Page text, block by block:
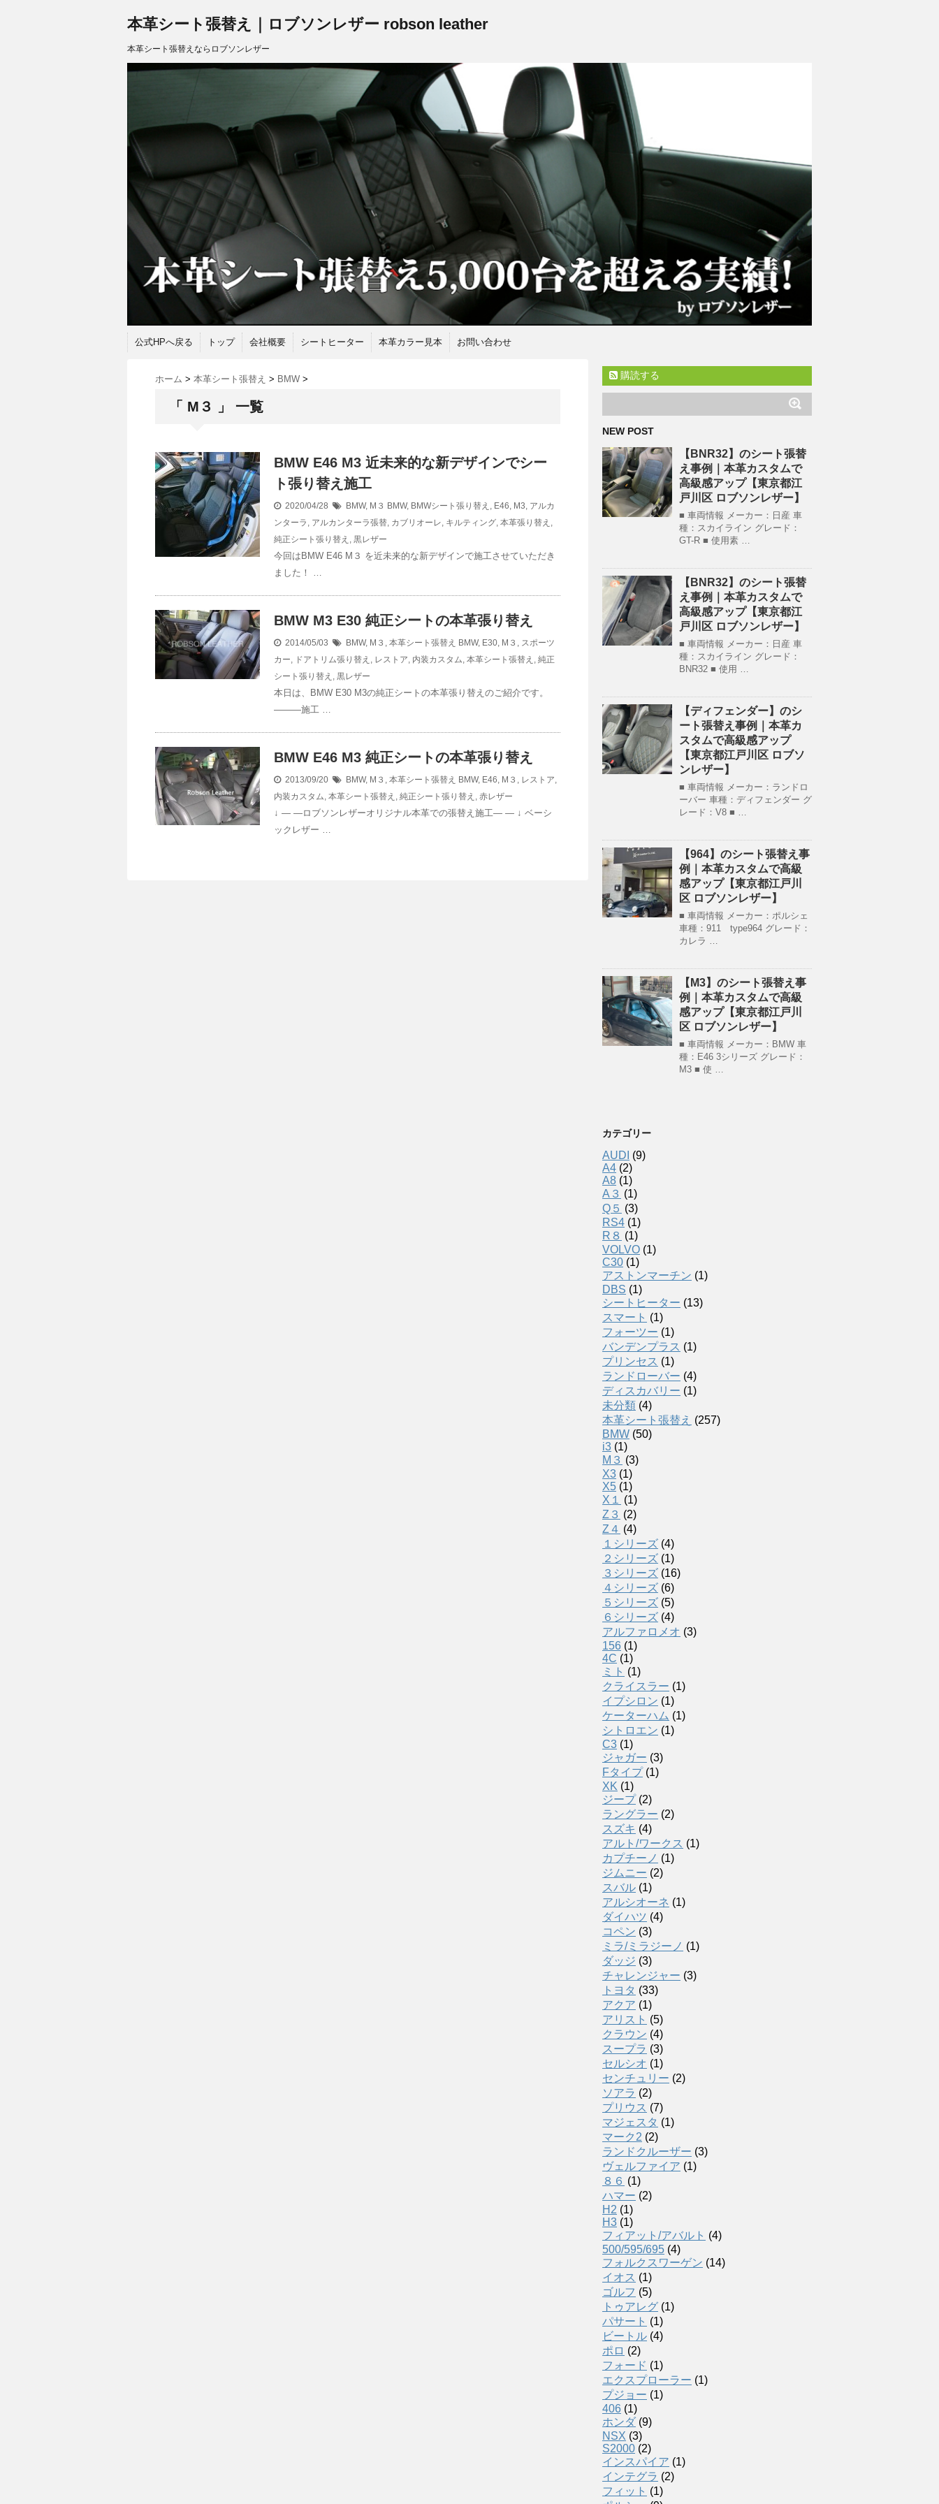
本革シート張替え｜ロブソンレザー robson leather
本革シート張替えならロブソンレザー
公式HPへ戻る トップ 会社概要 シートヒーター 本革カラー見本 お問い合わせ
ホーム > 本革シート張替え > BMW >
「 M３ 」 一覧
BMW E46 M3 近未来的な新デザインでシー
ト張り替え施工
2020/04/28 BMW, M３ BMW, BMWシート張り替え E46 M3 アルカ
ンターラ
アルカンターラ張替 カブリオーレ キルティング 本革張り替え
純正シート張り替え
黒レザー
今回はBMW E46 M３ を近未来的な新デザインで施工させていただき
ました！ …
BMW M3 E30 純正シートの本革張り替え
2014/05/03 BMW, M３ 本革シート張替え BMW, E30 M３
スポーツ
カー
ドアトリム張り替え レストア 内装カスタム 本革シート張替え
純正
シート張り替え
黒レザー
本日は、BMW E30 M3の純正シートの本革張り替えのご紹介です。
———施工 …
BMW E46 M3 純正シートの本革張り替え
2013/09/20 BMW, M３ 本革シート張替え BMW, E46 M３ レストア
内装カスタム 本革シート張替え 純正シート張り替え 赤レザー
↓ — —ロブソンレザーオリジナル本革での張替え施工— — ↓ ベーシ
ックレザー …
購読する
NEW POST
【BNR32】のシート張替
え事例｜本革カスタムで
高級感アップ【東京都江
戸川区 ロブソンレザー】
■ 車両情報 メーカー：日産 車
種：スカイライン グレード：
GT-R ■ 使用素 …
【BNR32】のシート張替
え事例｜本革カスタムで
高級感アップ【東京都江
戸川区 ロブソンレザー】
■ 車両情報 メーカー：日産 車
種：スカイライン グレード：
BNR32 ■ 使用 …
【ディフェンダー】のシ
ート張替え事例｜本革カ
スタムで高級感アップ
【東京都江戸川区 ロブソ
ンレザー】
■ 車両情報 メーカー：ランドロ
ーバー 車種：ディフェンダー グ
レード：V8 ■ …
【964】のシート張替え事
例｜本革カスタムで高級
感アップ【東京都江戸川
区 ロブソンレザー】
■ 車両情報 メーカー：ポルシェ
車種：911 type964 グレード：
カレラ …
【M3】のシート張替え事
例｜本革カスタムで高級
感アップ【東京都江戸川
区 ロブソンレザー】
■ 車両情報 メーカー：BMW 車
種：E46 3シリーズ グレード：
M3 ■ 使 …
カテゴリー
AUDI (9)
A4 (2)
A8 (1)
A３ (1)
Q５ (3)
RS4 (1)
R８ (1)
VOLVO (1)
C30 (1)
アストンマーチン (1)
DBS (1)
シートヒーター (13)
スマート (1)
フォーツー (1)
バンデンプラス (1)
プリンセス (1)
ランドローバー (4)
ディスカバリー (1)
未分類 (4)
本革シート張替え (257)
BMW (50)
i3 (1)
M３ (3)
X3 (1)
X5 (1)
X１
(1)
Z３ (2)
Z４ (4)
１シリーズ (4)
２シリーズ (1)
３シリーズ (16)
４シリーズ (6)
５シリーズ (5)
６シリーズ (4)
アルファロメオ (3)
156 (1)
4C (1)
ミト (1)
クライスラー (1)
イプシロン (1)
ケーターハム (1)
シトロエン (1)
C3 (1)
ジャガー (3)
Fタイプ(1)
XK (1)
ジープ(2)
ラングラー (2)
スズキ (4)
アルト/ワークス (1)
カプチーノ (1)
ジムニー (2)
スバル (1)
アルシオーネ (1)
ダイハツ (4)
コペン (3)
ミラ/ミラジーノ (1)
ダッジ (3)
チャレンジャー (3)
トヨタ (33)
アクア (1)
アリスト (5)
クラウン (4)
スープラ (3)
セルシオ (1)
センチュリー (2)
ソアラ (2)
プリウス (7)
マジェスタ (1)
マーク2 (2)
ランドクルーザー (3)
ヴェルファイア (1)
８６ (1)
ハマー (2)
H2 (1)
H3 (1)
フィアット/アバルト (4)
500/595/695 (4)
フォルクスワーゲン (14)
イオス (1)
ゴルフ (5)
トゥアレグ (1)
パサート (1)
ビートル (4)
ポロ (2)
フォード (1)
エクスプローラー (1)
プジョー (1)
406 (1)
ホンダ (9)
NSX (3)
S2000 (2)
インスパイア (1)
インテグラ (2)
フィット (1)